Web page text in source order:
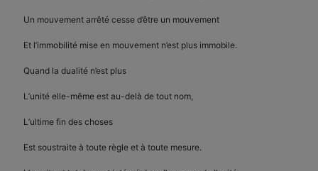
Un mouvement arrêté cesse d’être un mouvement
Et l’immobilité mise en mouvement n’est plus immobile.
Quand la dualité n’est plus
L’unité elle-même est au-delà de tout nom,
L’ultime fin des choses
Est soustraite à toute règle et à toute mesure.